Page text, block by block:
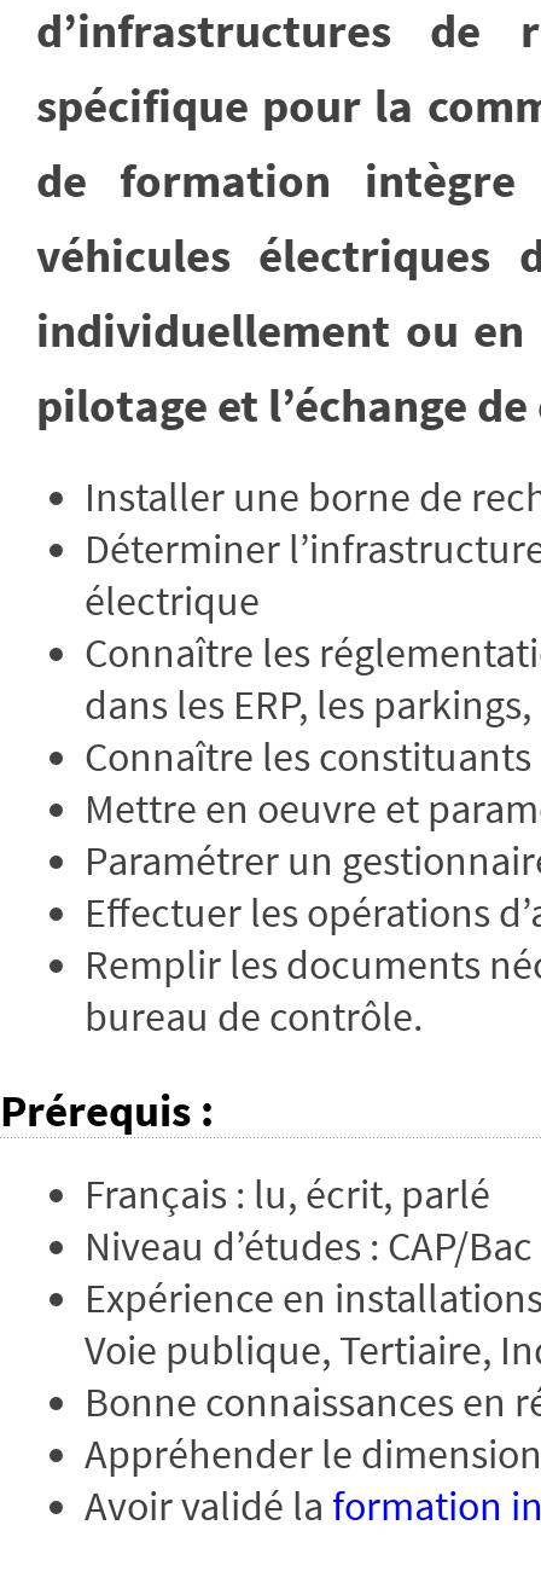
d’infrastructures de
spécifique pour la
de formation intègre
véhicules électriques
individuellement ou en
pilotage et l’échange
Installer une borne de
Déterminer
électrique
Connaître les
dans les ERP, les
Connaître les
Mettre en oeuvre et
Paramétrer un
Effectuer les opérations
Remplir les documents
bureau de contrôle.
Prérequis :
Français : lu, écrit, parlé
Niveau d’études : CAP/
Expérience en
Voie publique, Tertiaire,
Bonne connaissances en
Appréhender le
Avoir validé la formation